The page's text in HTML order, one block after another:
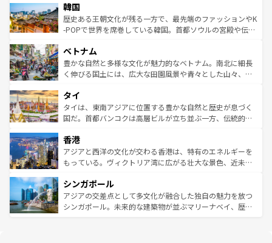
ワイを、存分に味わってほしい。 なお、新着のハワイ情報
はコンテンツ一覧を参照してほしい。
いる。アクティビティも充実しており、サーフィンやダイ
ビング、ハイキングなど、アウトドア好きにはたまらな
い。オーストラリアの多彩な魅力を存分に味わいつくそ
参照してほしい。
ン）、静ひつな山岳地帯である台湾東部など、都市の喧騒
と山間の静けさが共存しており、訪れる人に新しい発見と
驚きをもたらしてくれる。また、奥深い台湾の食文化も魅
容にもいいと評判のスイーツなど、バラエティ豊かな料理
が味わえる。 なお、新着の台湾情報は コンテンツ一覧を参
照してほしい。
韓国
歴史ある王朝文化が残る一方で、最先端のファッションやK
-POPで世界を席巻している韓国。首都ソウルの宮殿や伝統
き、地方に足を延ばせば四季折々の自然美を楽しむことが
できる。そして、キムチや焼肉、絶品のストリートフード
まで、さまざまな韓国料理が待っている。夜には、韓国な
リティに包まれながら、韓国の多彩な魅力を心ゆくまで味
わってみてほしい。 なお、新着の韓国情報はコンテンツ一
覧を参照してほしい。
ベトナム
豊かな自然と多様な文化が魅力的なベトナム。南北に細長
く伸びる国土には、広大な田園風景や青々とした山々、世
急速な発展と共に伝統が息づく。ハノイの古い町並みやホ
ーチミン市のフランス統治時代の建物も、独特の雰囲気を
醸し出している。また、バラエティの豊かさとおいしさで
とつ。フォーやバインミー、ベトナムコーヒーなどは、ぜ
ひ現地で味わいたい。どの地域を訪れてもあたたかい人々
が旅行者を迎えてくれるので、きっと忘れられない旅にな
参照してほしい。
タイ
タイは、東南アジアに位置する豊かな自然と歴史が息づく
国だ。首都バンコクは高層ビルが立ち並ぶ一方、伝統的な
の活気が交差している。北部ではチェンマイなどの山岳地
帯で自然と触れ合い、南部ではプーケットやクラビの美し
いビーチでリゾート気分を楽しむことができる。タイ料理
激する。気候は一年中温暖で、どの季節にも異なる楽しみ
が待っている。親しみやすいタイの人々、仏教を中心とし
た文化、そして多様な観光資源が、訪れる旅人を魅了し続
香港
アジアと西洋の文化が交わる香港は、特有のエネルギーを
もっている。ヴィクトリア湾に広がる壮大な景色、近未来
み、どこを訪れても感動するはず。観光スポットが密集し
ており、効率よく見どころを回れるのも魅力。息をのむよ
うな絶景から文化的な体験まで、香港を存分に楽しみ尽く
シンガポール
アジアの交差点として多文化が融合した独自の魅力を放つ
シンガポール。未来的な建築物が並ぶマリーナベイ、歴史